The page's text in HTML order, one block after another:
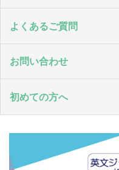
よくあるご質問
お問い合わせ
初めての方へ